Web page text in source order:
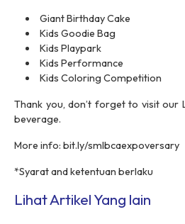
Giant Birthday Cake
Kids Goodie Bag
Kids Playpark
Kids Performance
Kids Coloring Competition
Thank you, don’t forget to visit our
beverage.
More info: bit.ly/smlbcaexpoversary
*Syarat and ketentuan berlaku
Lihat Artikel Yang lain